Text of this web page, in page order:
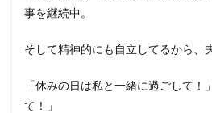
事を継続中。
そして精神的にも自立してるから、
「休みの日は私と一緒に過ごして！
て！」